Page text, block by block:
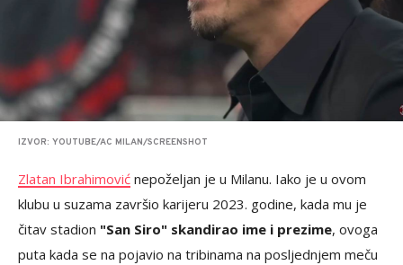
IZVOR: YOUTUBE/AC MILAN/SCREENSHOT
Zlatan Ibrahimović nepoželjan je u Milanu. Iako je u ovom
klubu u suzama završio karijeru 2023. godine, kada mu je
čitav stadion "San Siro" skandirao ime i prezime, ovoga
puta kada se na pojavio na tribinama na posljednjem meču